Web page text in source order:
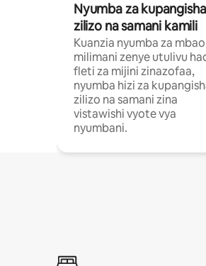
Nyumba za kupangisha
zilizo na samani kamili
Kuanzia nyumba za
milimani zenye utulivu
fleti za mijini zinazofaa,
nyumba hizi za
zilizo na samani zina
vistawishi vyote vya
nyumbani.